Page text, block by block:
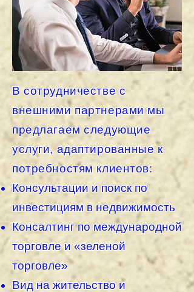
В сотрудничестве с
внешними партнерами мы
предлагаем следующие
услуги, адаптированные к
потребностям клиентов:
Консультации и поиск по
инвестициям в недвижимость
Консалтинг по международной
торговле и «зеленой
торговле»
Вид на жительство и